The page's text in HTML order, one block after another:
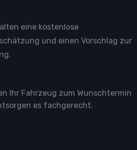
eine kostenlose
und einen Vorschlag zur
Ihr Fahrzeug zum Wunschtermin
es fachgerecht.